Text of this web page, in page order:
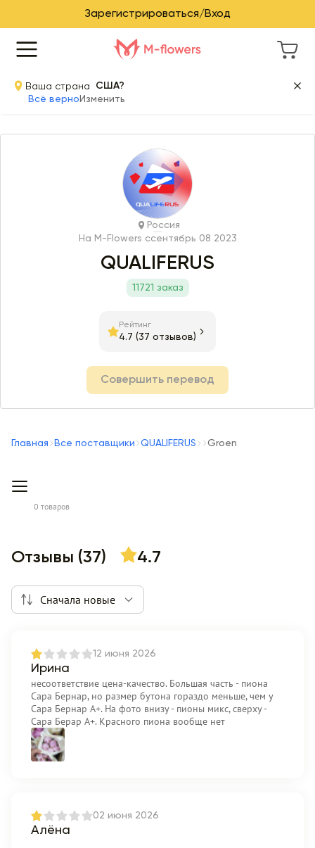
Зарегистрироваться/Вход
Ваша страна
США?
Всё верно Изменить
Россия
На M-Flowers ссентябрь 08 2023
QUALIFERUS
11721 заказ
Рейтинг
4.7 (37 отзывов)
Совершить перевод
Главная Все поставщики QUALIFERUS Groen
0 товаров
Отзывы (37) 4.7
Сначала новые
12 июня 2026
Ирина
несоответствие цена-качество. Большая часть - пиона
Сара Бернар, но размер бутона гораздо меньше, чем у
Сара Бернар А+. На фото внизу - пионы микс, сверху -
Сара Берар А+. Красного пиона вообще нет
02 июня 2026
Алёна